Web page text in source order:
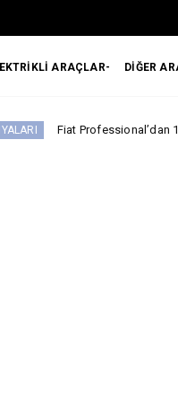
ARAÇLAR- DİĞER
1 Milyon tl’ye Varan